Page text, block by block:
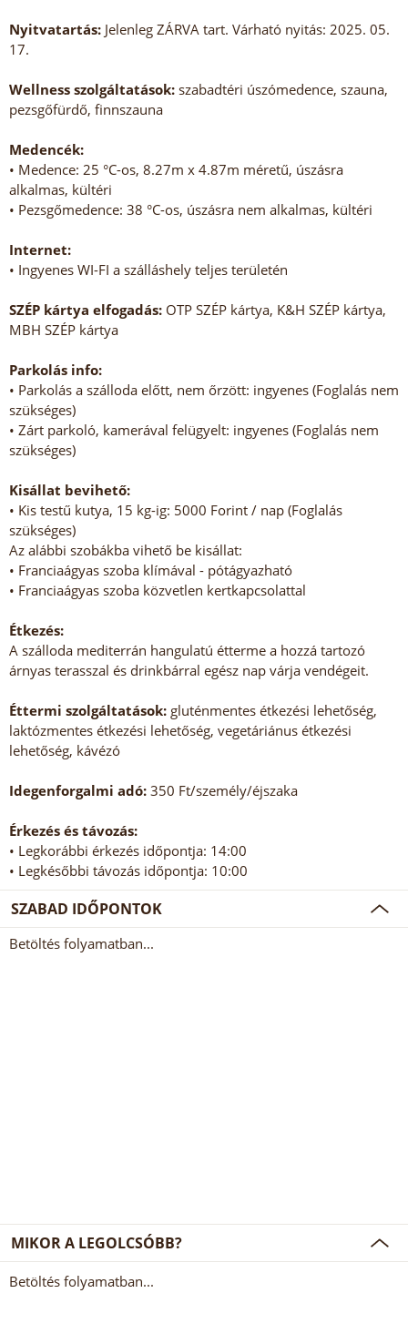
Nyitvatartás: Jelenleg ZÁRVA tart. Várható nyitás: 2025. 05.
17.
Wellness szolgáltatások: szabadtéri úszómedence, szauna,
pezsgőfürdő, finnszauna
Medencék:
• Medence: 25 °C-os, 8.27m x 4.87m méretű, úszásra
alkalmas, kültéri
• Pezsgőmedence: 38 °C-os, úszásra nem alkalmas, kültéri
Internet:
• Ingyenes WI-FI a szálláshely teljes területén
SZÉP kártya elfogadás: OTP SZÉP kártya, K&H SZÉP kártya,
MBH SZÉP kártya
Parkolás info:
• Parkolás a szálloda előtt, nem őrzött: ingyenes (Foglalás nem
szükséges)
• Zárt parkoló, kamerával felügyelt: ingyenes (Foglalás nem
szükséges)
Kisállat bevihető:
• Kis testű kutya, 15 kg-ig: 5000 Forint / nap (Foglalás
szükséges)
Az alábbi szobákba vihető be kisállat:
• Franciaágyas szoba klímával - pótágyazható
• Franciaágyas szoba közvetlen kertkapcsolattal
Étkezés:
A szálloda mediterrán hangulatú étterme a hozzá tartozó
árnyas terasszal és drinkbárral egész nap várja vendégeit.
Éttermi szolgáltatások: gluténmentes étkezési lehetőség,
laktózmentes étkezési lehetőség, vegetáriánus étkezési
lehetőség, kávézó
Idegenforgalmi adó: 350 Ft/személy/éjszaka
Érkezés és távozás:
• Legkorábbi érkezés időpontja: 14:00
• Legkésőbbi távozás időpontja: 10:00
SZABAD IDŐPONTOK
Betöltés folyamatban...
MIKOR A LEGOLCSÓBB?
Betöltés folyamatban...